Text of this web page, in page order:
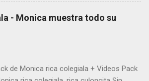
- Monica muestra todo su
de Monica rica colegiala + Videos Pack